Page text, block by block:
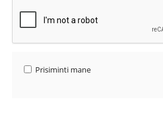
Prisiminti mane